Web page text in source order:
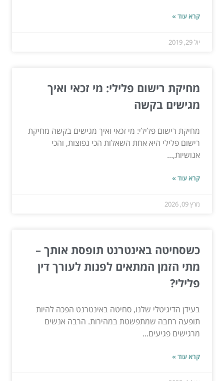
קרא עוד »
יול 29, 2019
מחיקת רישום פלילי: מי זכאי ואיך
מגישים בקשה
מחיקת רישום פלילי: מי זכאי ואיך מגישים בקשה מחיקת
רישום פלילי היא אחת השאלות הכי נפוצות, והכי
אנושיות,...
קרא עוד »
מרץ 09, 2026
כשסחיטה באינטרנט תופסת אותך –
מתי הזמן המתאים לפנות לעורך דין
פלילי?
בעידן הדיגיטלי שלנו, סחיטה באינטרנט הפכה להיות
תופעה רחבה שמתפשטת במהירות. הרבה אנשים
מרגישים פגיעים...
קרא עוד »